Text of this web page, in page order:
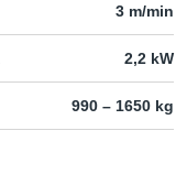
3 m/min
2,2 kW
990 – 1650 kg